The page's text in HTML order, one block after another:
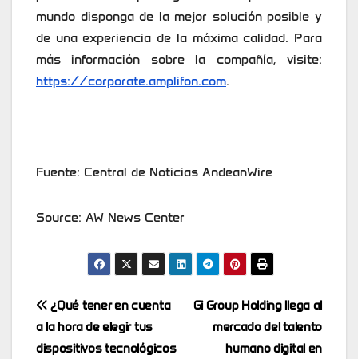
mundo disponga de la mejor solución posible y
de una experiencia de la máxima calidad. Para
más información sobre la compañía, visite:
https://corporate.amplifon.com.
Fuente: Central de Noticias AndeanWire
Source: AW News Center
Post
navigation
Gi Group Holding llega al
mercado del talento
humano digital en
¿Qué tener en cuenta
a la hora de elegir tus
dispositivos tecnológicos